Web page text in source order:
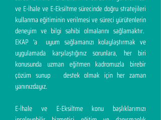
ve E-İhale ve E-Eksiltme sürecinde doğru stratejileri
kullanma eğitiminin verilmesi ve süreci yürütenlerin
deneyim ve bilgi sahibi olmalarını sağlamaktır.
EKAP 'a uyum sağlamanızı kolaylaştırmak ve
uygulamada karşılaştığınız sorunlara, her biri
konusunda uzman eğitmen kadromuzla birebir
çözüm sunup destek olmak için her zaman
yanınızdayız.
E-İhale ve E-Eksiltme konu başlıklarımızı